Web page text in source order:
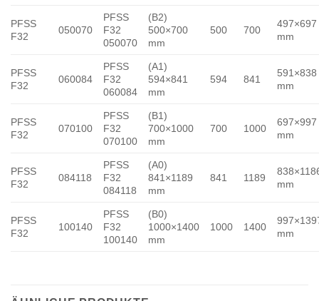
PFSS
F32
050070
PFSS
F32
050070
(B2)
500×700
mm
500 700
497×697
mm
PFSS
F32
060084
PFSS
F32
060084
(A1)
594×841
mm
594 841
591×838
mm
PFSS
F32
070100
PFSS
F32
070100
(B1)
700×1000
mm
700 1000
697×997
mm
PFSS
F32
084118
PFSS
F32
084118
(A0)
841×1189
mm
841 1189
mm
PFSS
F32
100140
PFSS
F32
100140
(B0)
1000×1400
mm
1000 1400
mm